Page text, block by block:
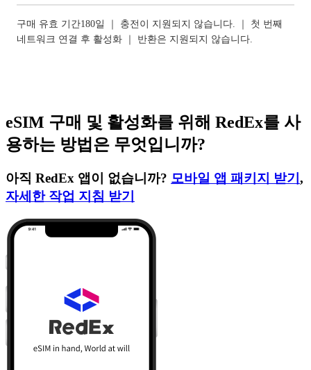
구매 유효 기간180일 ｜ 충전이 지원되지 않습니다. ｜ 첫 번째
네트워크 연결 후 활성화 ｜ 반환은 지원되지 않습니다.
eSIM 구매 및 활성화를 위해 RedEx를 사
용하는 방법은 무엇입니까?
아직 RedEx 앱이 없습니까? 모바일 앱 패키지 받기 ,
자세한 작업 지침 받기